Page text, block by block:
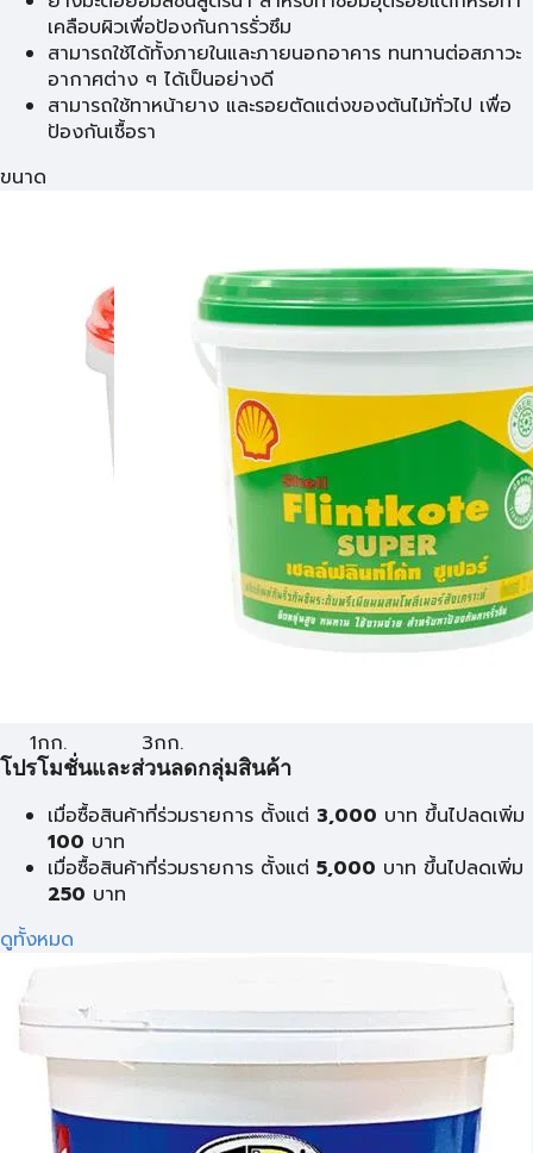
เคลือบผิวเพื่อป้องกันการรั่วซึม
สามารถใช้ได้ทั้งภายในและภายนอกอาคาร ทนทานต่อสภาวะ
อากาศต่าง ๆ ได้เป็นอย่างดี
สามารถใช้ทาหน้ายาง และรอยตัดแต่งของต้นไม้ทั่วไป เพื่อ
ป้องกันเชื้อรา
ขนาด
1กก. 3กก.
โปรโมชั่นและส่วนลดกลุ่มสินค้า
เมื่อซื้อสินค้าที่ร่วมรายการ ตั้งแต่ 3,000 บาท ขึ้นไปลดเพิ่ม
100 บาท
เมื่อซื้อสินค้าที่ร่วมรายการ ตั้งแต่ 5,000 บาท ขึ้นไปลดเพิ่ม
250 บาท
ดูทั้งหมด